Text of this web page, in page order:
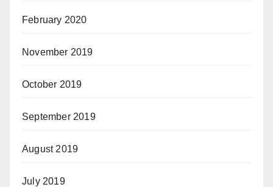
February 2020
November 2019
October 2019
September 2019
August 2019
July 2019